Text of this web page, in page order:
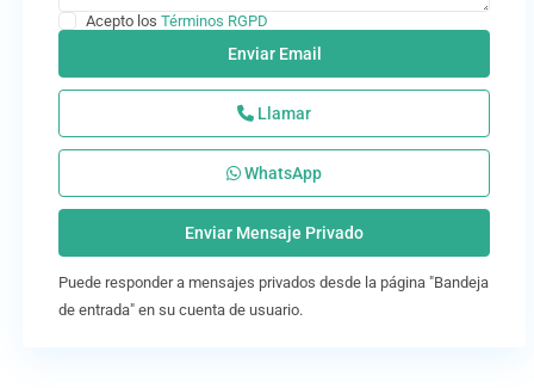
Acepto los Términos RGPD
Llamar
WhatsApp
Puede responder a mensajes privados desde la página "Bandeja
de entrada" en su cuenta de usuario.